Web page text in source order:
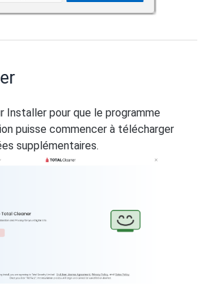
Installer pour que le programme
puisse commencer à télécharger
supplémentaires.